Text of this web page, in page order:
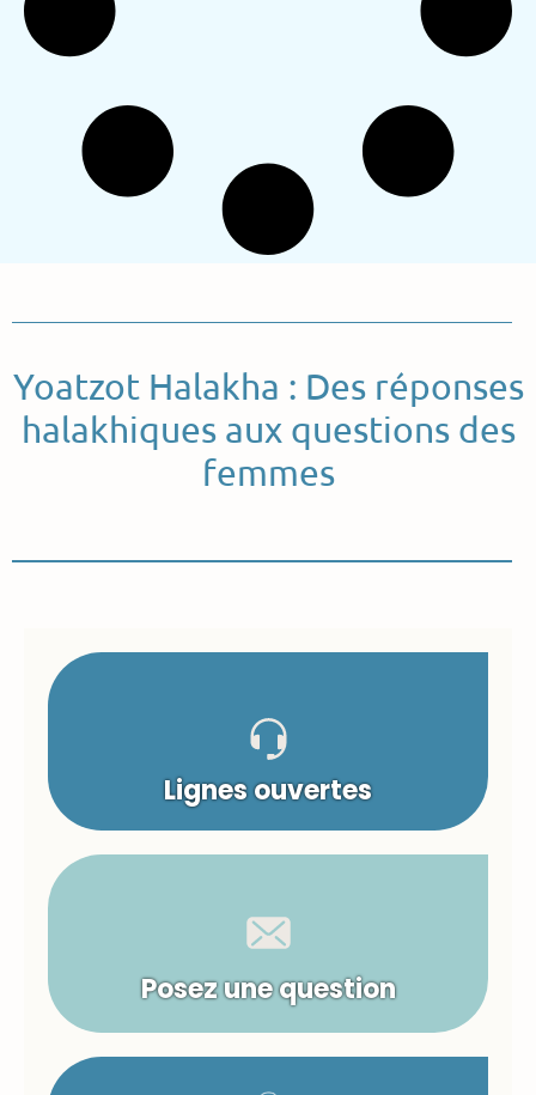
Yoatzot Halakha : Des réponses
halakhiques aux questions des
femmes
Lignes ouvertes
Posez une question